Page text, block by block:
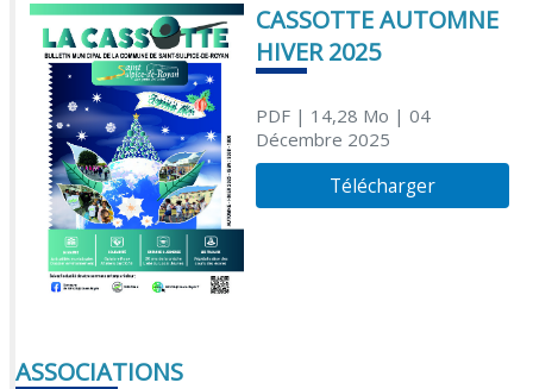
CASSOTTE AUTOMNE
HIVER 2025
PDF| 14,28 Mo | 04
Décembre 2025
Télécharger
ASSOCIATIONS